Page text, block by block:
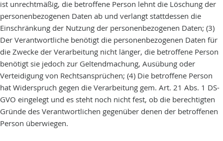
ist unrechtmäßig, die betroffene Person lehnt die Löschung der
personenbezogenen Daten ab und verlangt stattdessen die
Einschränkung der Nutzung der personenbezogenen Daten; (3)
Der Verantwortliche benötigt die personenbezogenen Daten für
die Zwecke der Verarbeitung nicht länger, die betroffene Person
benötigt sie jedoch zur Geltendmachung, Ausübung oder
Verteidigung von Rechtsansprüchen; (4) Die betroffene Person
hat Widerspruch gegen die Verarbeitung gem. Art. 21 Abs. 1 DS-
GVO eingelegt und es steht noch nicht fest, ob die berechtigten
Gründe des Verantwortlichen gegenüber denen der betroffenen
Person überwiegen.